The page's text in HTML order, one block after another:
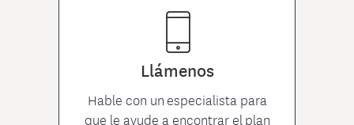
Llámenos
Hable con un especialista para
que le ayude a encontrar el plan